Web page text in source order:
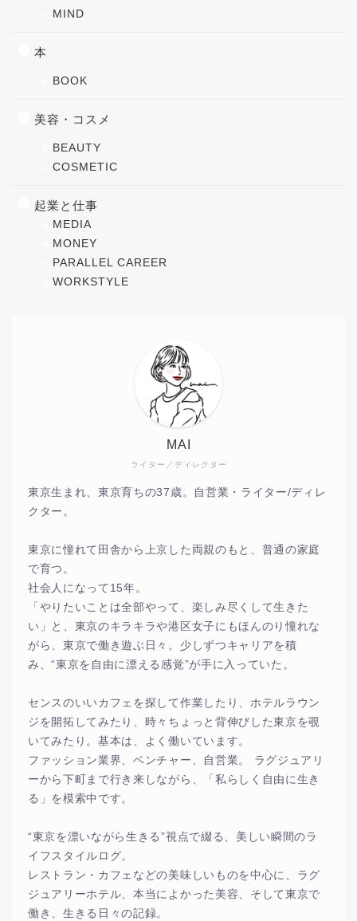
MIND
本
BOOK
美容・コスメ
BEAUTY
COSMETIC
起業と仕事
MEDIA
MONEY
PARALLEL CAREER
WORKSTYLE
ライター／ディレクター
MAI
東京生まれ、東京育ちの37歳。自営業・ライター/ディレ
クター。
東京に憧れて田舎から上京した両親のもと、普通の家庭
で育つ。
社会人になって15年。
「やりたいことは全部やって、楽しみ尽くして生きた
い」と、東京のキラキラや港区女子にもほんのり憧れな
がら、東京で働き遊ぶ日々。少しずつキャリアを積
み、“東京を自由に漂える感覚”が手に入っていた。
センスのいいカフェを探して作業したり、ホテルラウン
ジを開拓してみたり、時々ちょっと背伸びした東京を覗
いてみたり。基本は、よく働いています。
ファッション業界、ベンチャー、自営業。 ラグジュアリ
ーから下町まで行き来しながら、「私らしく自由に生き
る」を模索中です。
“東京を漂いながら生きる”視点で綴る、美しい瞬間のラ
イフスタイルログ。
レストラン・カフェなどの美味しいものを中心に、ラグ
ジュアリーホテル、本当によかった美容、そして東京で
働き、生きる日々の記録。